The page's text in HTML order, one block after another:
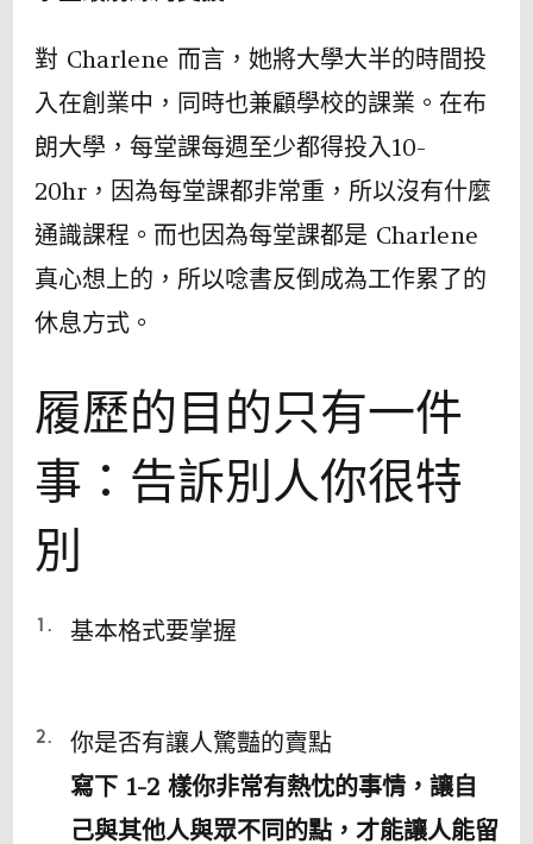
對 Charlene 而言，她將大學大半的時間投
入在創業中，同時也兼顧學校的課業。在布
朗大學，每堂課每週至少都得投入10-
20hr，因為每堂課都非常重，所以沒有什麼
通識課程。而也因為每堂課都是 Charlene
真心想上的，所以唸書反倒成為工作累了的
休息方式。
履歷的目的只有一件
事：告訴別人你很特
別
基本格式要掌握
你是否有讓人驚豔的賣點
寫下 1-2 樣你非常有熱忱的事情，讓自
己與其他人與眾不同的點，才能讓人能留